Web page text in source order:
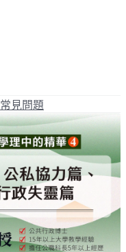
常見問題